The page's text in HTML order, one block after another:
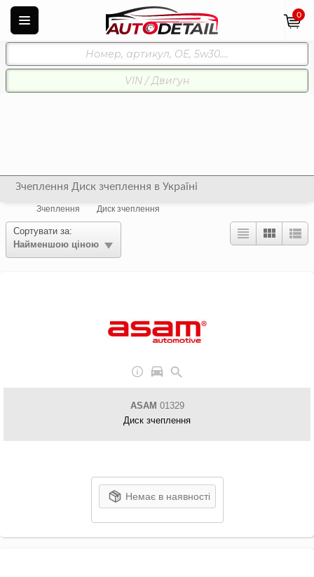
0
Зчеплення Диск зчеплення в Україні
Зчеплення Диск зчеплення
Сортувати за:
Найменшою ціною
ASAM 01329
Диск зчеплення
Немає в наявності